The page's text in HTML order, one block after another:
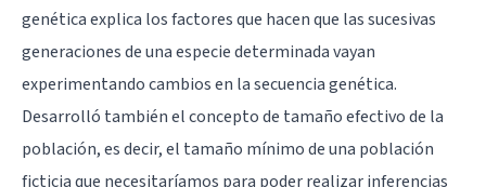
genéticaexplica los factores que hacen que las sucesivas
generaciones de una especie determinada vayan
experimentando cambios en la secuencia genética.
Desarrolló también el concepto de tamaño efectivo de la
población, es decir, el tamaño mínimo de una población
ficticia que necesitaríamos para poder realizar inferencias